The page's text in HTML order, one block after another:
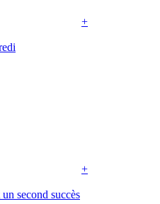
+
+
second succès